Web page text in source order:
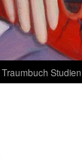
Traumbuch Studien